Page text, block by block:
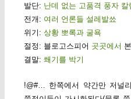
발단: 난데 없는 고품격 풍자 칼
전개: 여러 언론들 설레발쑈
위기: 상황 뽀록과 굴욕
절정: 블로고스피어 곳곳에서
결말: 쐐기를 박기
!@#… 한쪽에서 약간만 저널